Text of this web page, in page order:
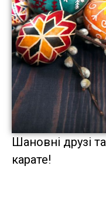
Шановні друзі
карате!